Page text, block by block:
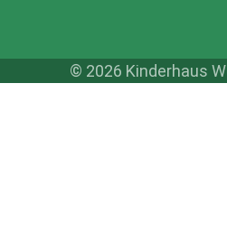
© 2026 Kinderhaus